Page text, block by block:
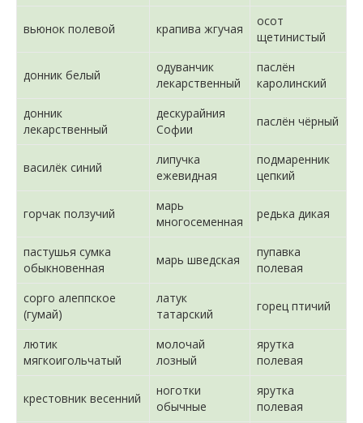
вьюнок полевой крапива жгучая
осот
щетинистый
донник белый
одуванчик
лекарственный
паслён
каролинский
донник
лекарственный
дескурайния
Софии
паслён чёрный
василёк синий
липучка
ежевидная
подмаренник
цепкий
горчак ползучий
марь
многосеменная
редька дикая
пастушья сумка
обыкновенная
марь шведская
пупавка
полевая
сорго алеппское
(гумай)
латук
татарский
горец птичий
лютик
мягкоигольчатый
молочай
лозный
ярутка
полевая
крестовник весенний
ноготки
обычные
ярутка
полевая